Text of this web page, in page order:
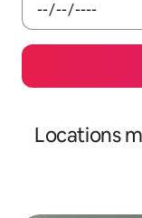
Locations